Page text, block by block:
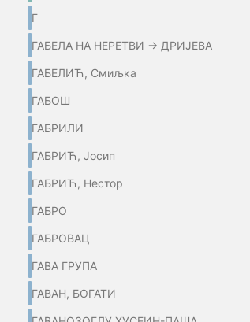
Г
ГАБЕЛА НА НЕРЕТВИ → ДРИЈЕВА
ГАБЕЛИЋ, Смиљка
ГАБОШ
ГАБРИЛИ
ГАБРИЋ, Јосип
ГАБРИЋ, Нестор
ГАБРО
ГАБРОВАЦ
ГАВА ГРУПА
ГАВАН, БОГАТИ